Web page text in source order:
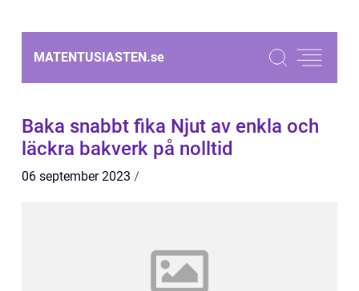
MATENTUSIASTEN.se
Baka snabbt fika Njut av enkla och
läckra bakverk på nolltid
06 september 2023